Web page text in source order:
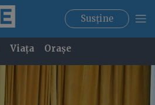
Susține
Viața Orașe